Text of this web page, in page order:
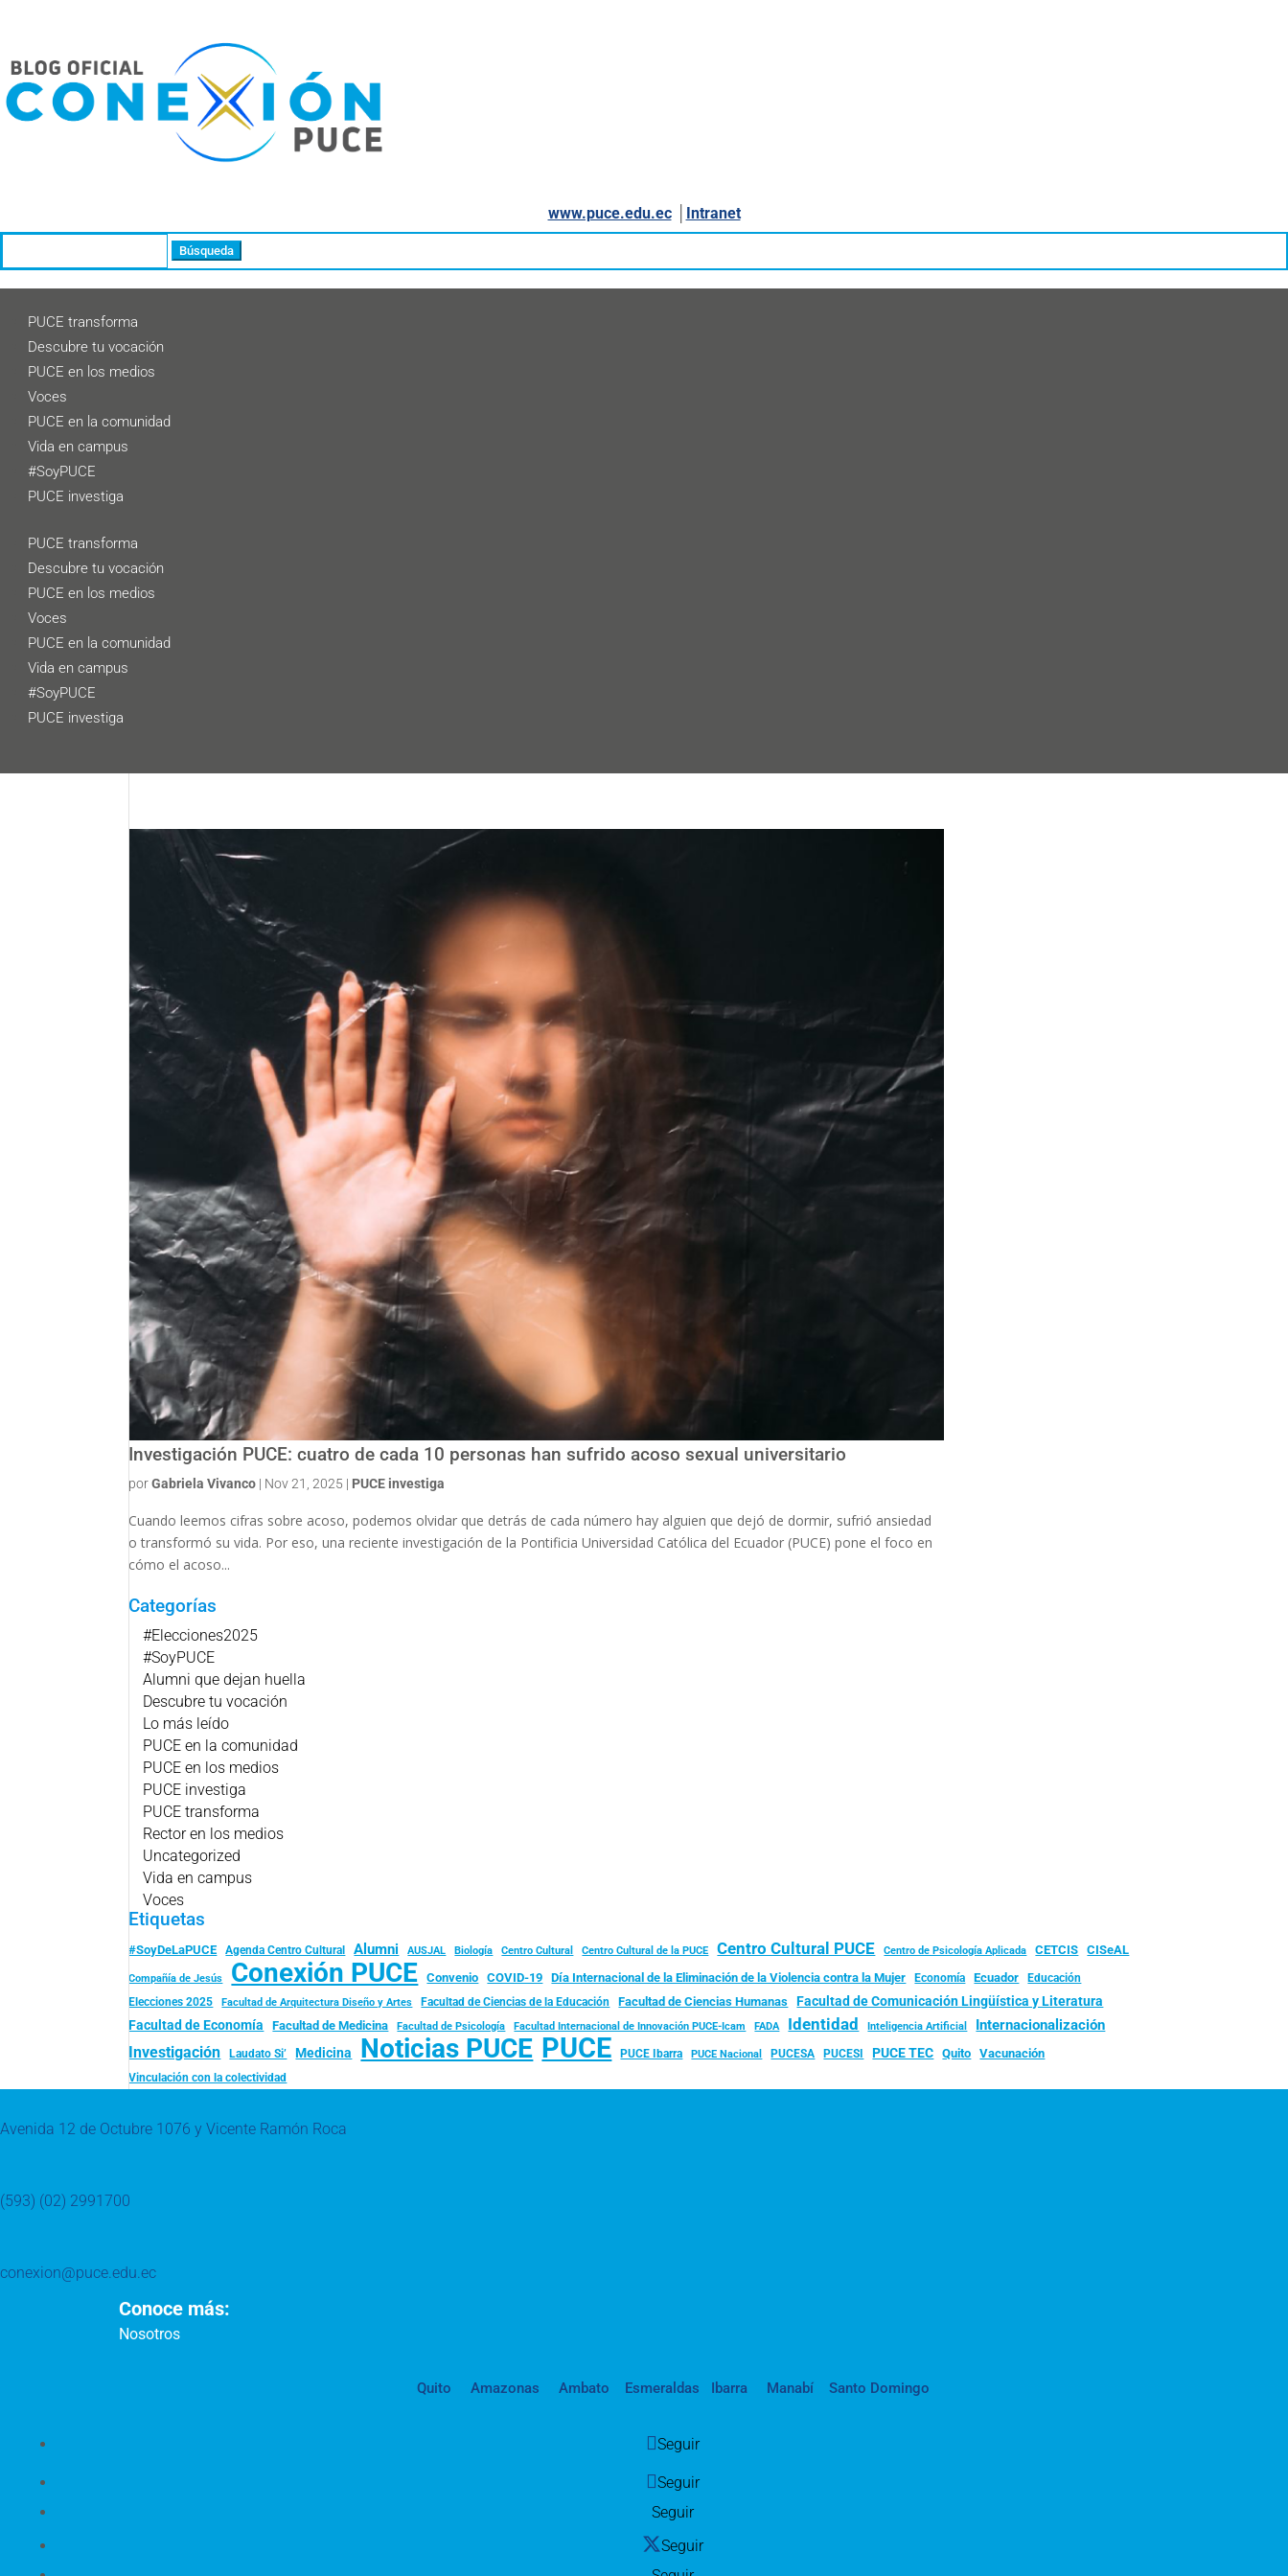
www.puce.edu.ec│ Intranet
PUCE transforma
Descubre tu vocación
PUCE en los medios
Voces
PUCE en la comunidad
Vida en campus
#SoyPUCE
PUCE investiga
PUCE transforma
Descubre tu vocación
PUCE en los medios
Voces
PUCE en la comunidad
Vida en campus
#SoyPUCE
PUCE investiga
Investigación PUCE: cuatro de cada 10 personas han sufrido acoso sexual universitario
porGabriela Vivanco | Nov 21, 2025 | PUCE investiga
Cuando leemos cifras sobre acoso, podemos olvidar que detrás de cada número hay alguien que dejó de dormir, sufrió ansiedad
o transformó su vida. Por eso, una reciente investigación de la Pontificia Universidad Católica del Ecuador (PUCE) pone el foco en
cómo el acoso...
Categorías
#Elecciones2025
#SoyPUCE
Alumni que dejan huella
Descubre tu vocación
Lo más leído
PUCE en la comunidad
PUCE en los medios
PUCE investiga
PUCE transforma
Rector en los medios
Uncategorized
Vida en campus
Voces
Etiquetas
#SoyDeLaPUCE Agenda Centro Cultural Alumni AUSJAL Biología Centro Cultural Centro Cultural de la PUCE Centro Cultural PUCE Centro de Psicología Aplicada CETCIS CISeAL
Compañía de Jesús Conexión PUCE Convenio COVID-19 Día Internacional de la Eliminación de la Violencia contra la Mujer Economía Ecuador
Educación
Elecciones 2025
Facultad de Arquitectura Diseño y Artes Facultad de Ciencias de la Educación Facultad de Ciencias Humanas Facultad de Comunicación Lingüística y Literatura
Facultad de Economía Facultad de Medicina Facultad de Psicología Facultad Internacional de Innovación PUCE-Icam FADA Identidad Inteligencia Artificial Internacionalización
Investigación Laudato Si’ Medicina Noticias PUCE PUCE PUCE Ibarra PUCE Nacional PUCESA PUCESI PUCE TEC Quito Vacunación
Vinculación con la colectividad
Avenida 12 de Octubre 1076 y Vicente Ramón Roca
(593) (02) 2991700
conexion@puce.edu.ec
Conoce más:
Nosotros
Quito Amazonas Ambato Esmeraldas Ibarra Manabí Santo Domingo
Seguir
Seguir
Seguir
Seguir